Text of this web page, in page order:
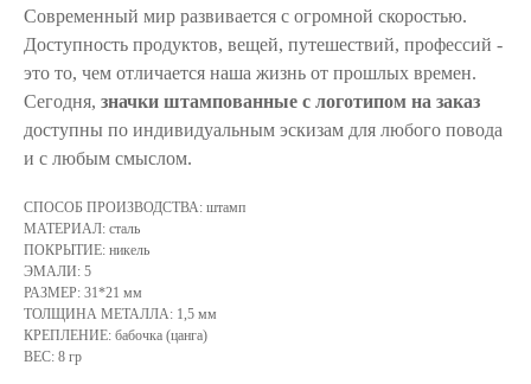
Современный мир развивается с огромной скоростью.
Доступность продуктов, вещей, путешествий, профессий -
это то, чем отличается наша жизнь от прошлых времен.
Сегодня, значки штампованные с логотипом на заказ
доступны по индивидуальным эскизам для любого повода
и с любым смыслом.
СПОСОБ ПРОИЗВОДСТВА: штамп
МАТЕРИАЛ: сталь
ПОКРЫТИЕ: никель
ЭМАЛИ: 5
РАЗМЕР: 31*21 мм
ТОЛЩИНА МЕТАЛЛА: 1,5 мм
КРЕПЛЕНИЕ: бабочка (цанга)
ВЕС: 8 гр